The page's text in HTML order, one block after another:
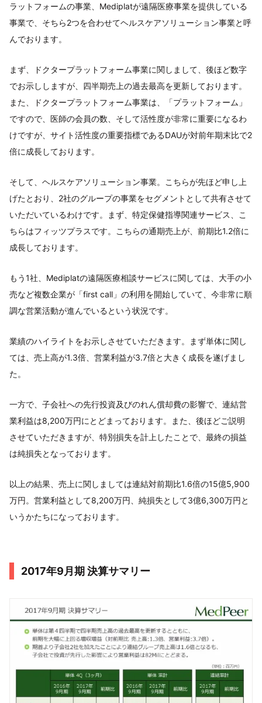
ラットフォームの事業、Mediplatが遠隔医療事業を提供している
事業で、そちら2つを合わせてヘルスケアソリューション事業と呼
んでおります。
まず、ドクタープラットフォーム事業に関しまして、後ほど数字
でお示ししますが、四半期売上の過去最高を更新しております。
また、ドクタープラットフォーム事業は、「プラットフォーム」
ですので、医師の会員の数、そして活性度が非常に重要になるわ
けですが、サイト活性度の重要指標であるDAUが対前年期末比で2
倍に成長しております。
そして、ヘルスケアソリューション事業。こちらが先ほど申し上
げたとおり、2社のグループの事業をセグメントとして共有させて
いただいているわけです。まず、特定保健指導関連サービス、こ
ちらはフィッツプラスです。こちらの通期売上が、前期比1.2倍に
成長しております。
もう1社、Mediplatの遠隔医療相談サービスに関しては、大手の小
売など複数企業が「first call」の利用を開始していて、今非常に順
調な営業活動が進んでいるという状況です。
業績のハイライトをお示しさせていただきます。まず単体に関し
ては、売上高が1.3倍、営業利益が3.7倍と大きく成長を遂げまし
た。
一方で、子会社への先行投資及びのれん償却費の影響で、連結営
業利益は8,200万円にとどまっております。また、後ほどご説明
させていただきますが、特別損失を計上したことで、最終の損益
は純損失となっております。
以上の結果、売上に関しましては連結対前期比1.6倍の15億5,900
万円。営業利益として8,200万円、純損失として3億6,300万円と
いうかたちになっております。
2017年9月期 決算サマリー